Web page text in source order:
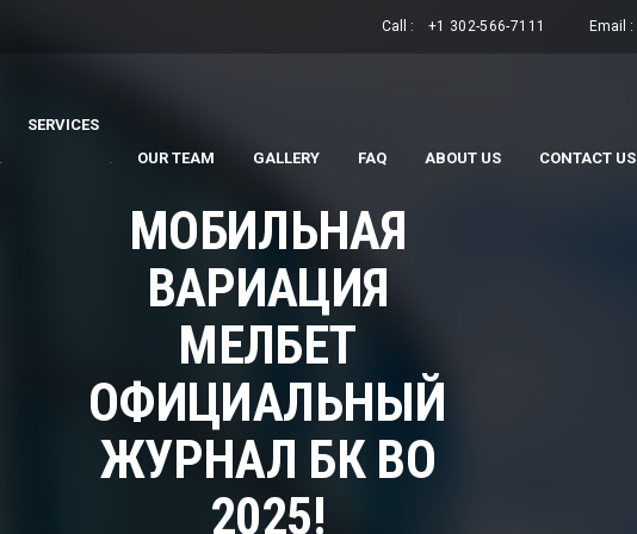
Call : +1 302-566-7111 Email :
.
SERVICES
.
OUR TEAM GALLERY FAQ ABOUT US CONTACT US
МОБИЛЬНАЯ
ВАРИАЦИЯ
МЕЛБЕТ
ОФИЦИАЛЬНЫЙ
ЖУРНАЛ БК ВО
2025!